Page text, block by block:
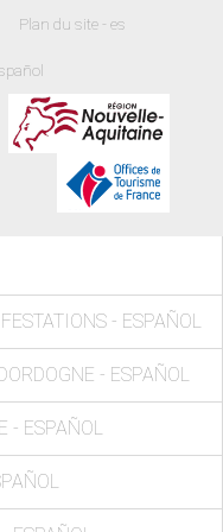
Plan du site - es
- ESPAÑOL
- ESPAÑOL
- ESPAÑOL